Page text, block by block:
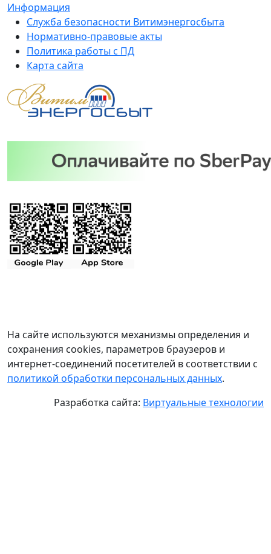
Информация
Служба безопасности Витимэнергосбыта
Нормативно-правовые акты
Политика работы с ПД
Карта сайта
На сайте используются механизмы определения и
сохранения cookies, параметров браузеров и
интернет-соединений посетителей в соответствии с
политикой обработки персональных данных.
Разработка сайта: Виртуальные технологии